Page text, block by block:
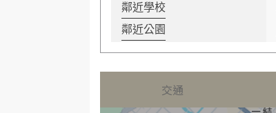
鄰近學校
鄰近公園
交通